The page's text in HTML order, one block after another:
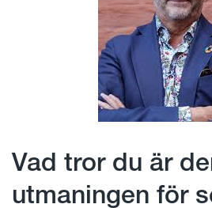
Vad tror du är
utmaningen för